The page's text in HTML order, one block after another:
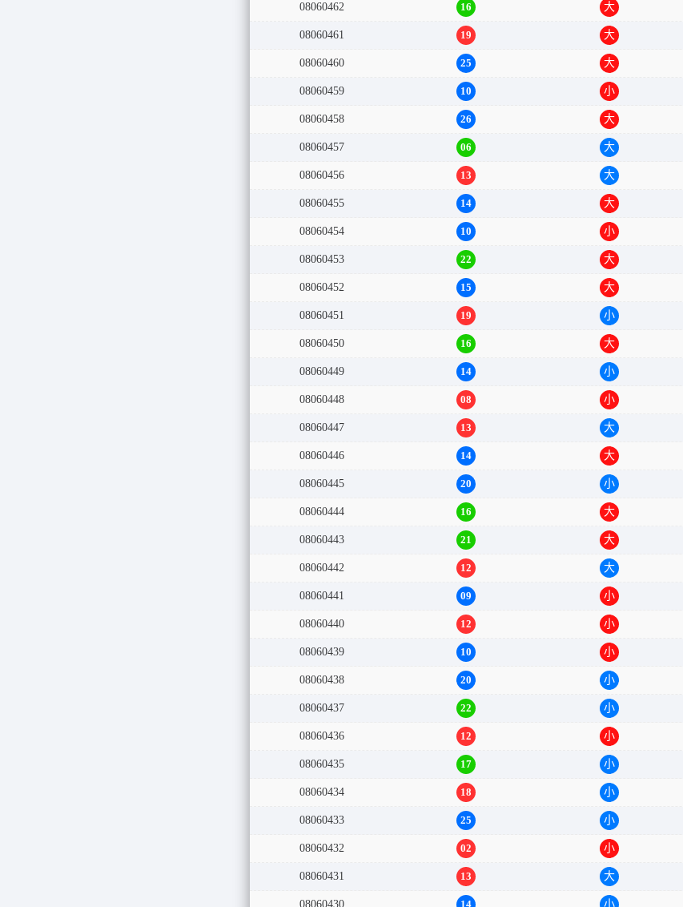
08060463 06 小
08060462 16 大
08060461 19 大
08060460 25 大
08060459 10 小
08060458 26 大
08060457 06 大
08060456 13 大
08060455 14 大
08060454 10 小
08060453 22 大
08060452 15 大
08060451 19 小
08060450 16 大
08060449 14 小
08060448 08 小
08060447 13 大
08060446 14 大
08060445 20 小
08060444 16 大
08060443 21 大
08060442 12 大
08060441 09 小
08060440 12 小
08060439 10 小
08060438 20 小
08060437 22 小
08060436 12 小
08060435 17 小
08060434 18 小
08060433 25 小
08060432 02 小
08060431 13 大